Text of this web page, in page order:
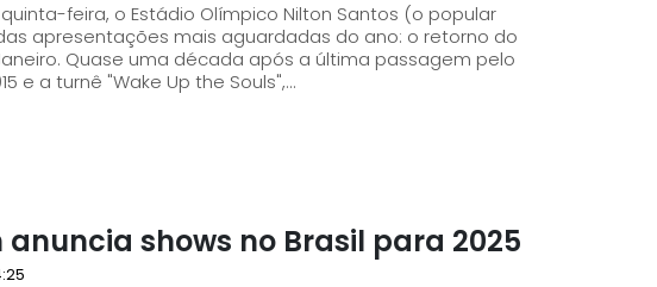
feira, o Estádio Olímpico Nilton Santos (o popular
apresentações mais aguardadas do ano: o retorno do
pelo
e a turnê "Wake Up the Souls",...
anuncia shows no Brasil para 2025